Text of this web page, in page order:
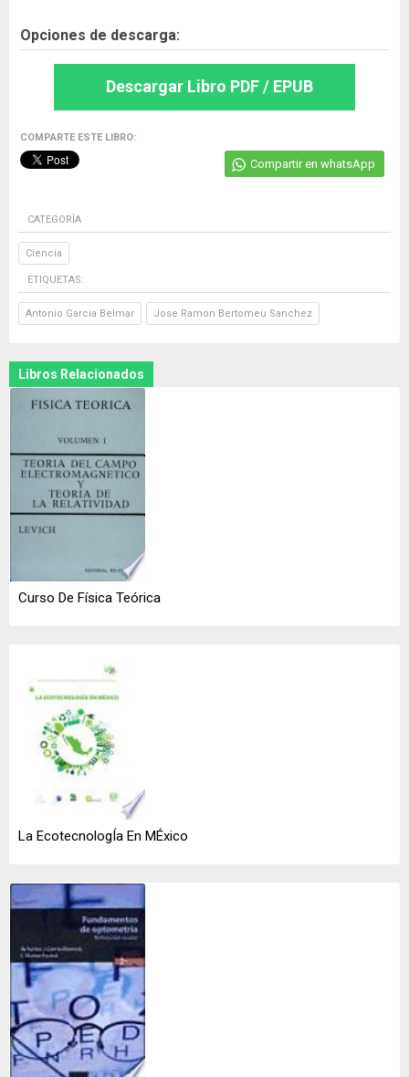
Opciones de descarga:
Descargar Libro PDF / EPUB
COMPARTE ESTE LIBRO:
Compartir en whatsApp
CATEGORÍA
Ciencia
ETIQUETAS:
Antonio Garcia Belmar Jose Ramon Bertomeu Sanchez
Libros Relacionados
Curso De Física Teórica
La EcotecnologÍa En MÉxico